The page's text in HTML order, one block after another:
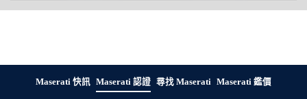
Maserati 快訊 Maserati 認證 尋找 Maserati Maserati 鑑價